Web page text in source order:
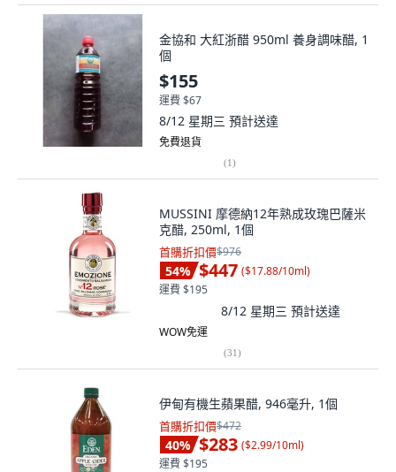
金協和 大紅浙醋 950ml 養身調味醋, 1
個
$155
運費 $67
8/12 星期三 預計送達
免費退貨
(1)
MUSSINI 摩德納12年熟成玫瑰巴薩米
克醋, 250ml, 1個
首購折扣價$976
54% $447 ($17.88/10ml)
運費 $195
8/12 星期三 預計送達
WOW免運
(31)
伊甸有機生蘋果醋, 946毫升, 1個
首購折扣價$472
40% $283 ($2.99/10ml)
運費 $195